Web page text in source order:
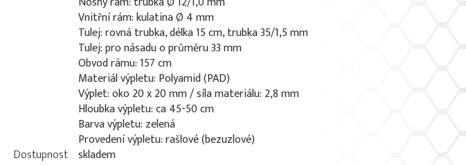
Vnitřní rám: kulatina Ø 4 mm
Tulej: rovná trubka, délka 15 cm, trubka 35/1,5 mm
Tulej: pro násadu o průměru 33 mm
Obvod rámu: 157 cm
Materiál výpletu: Polyamid (PAD)
Výplet: oko 20 x 20 mm / síla materiálu: 2,8 mm
Hloubka výpletu: ca 45-50 cm
Barva výpletu: zelená
Provedení výpletu: rašlové (bezuzlové)
Dostupnost skladem